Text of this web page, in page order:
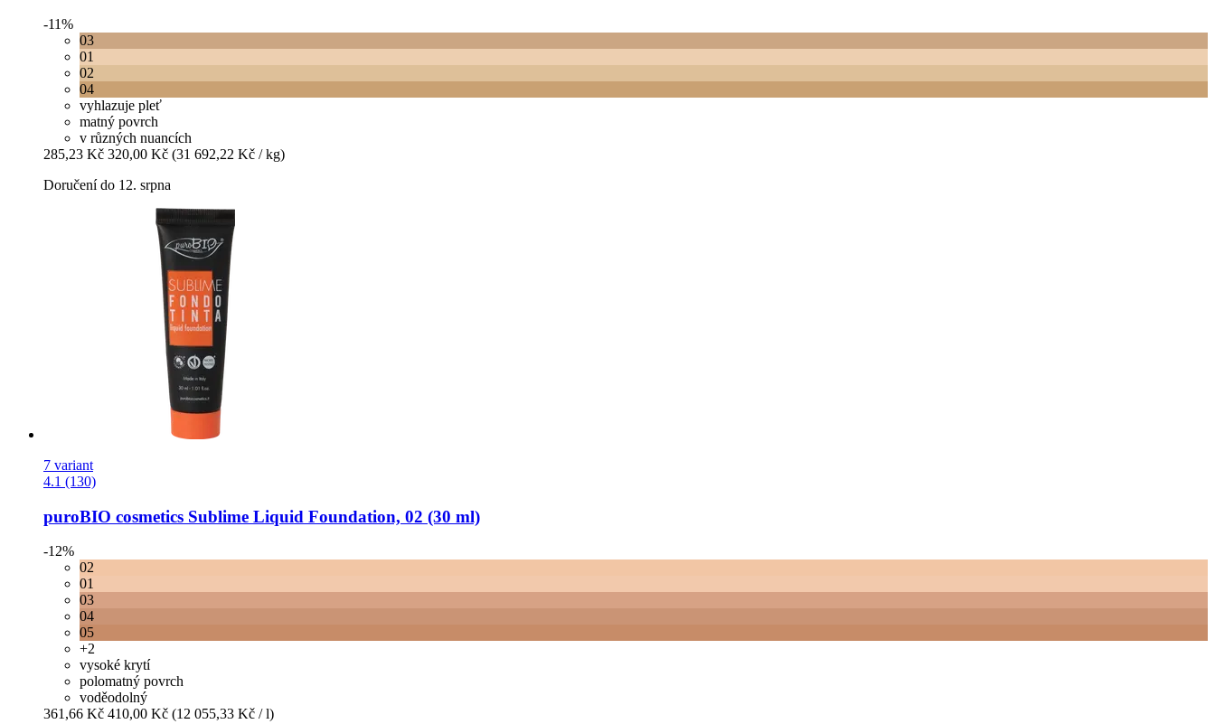
-11%
03
01
02
04
vyhlazuje pleť
matný povrch
v různých nuancích
285,23 Kč 320,00 Kč (31 692,22 Kč / kg)
Doručení do 12. srpna
7 variant
4.1 (130)
puroBIO cosmetics Sublime Liquid Foundation, 02 (30 ml)
-12%
02
01
03
04
05
+2
vysoké krytí
polomatný povrch
voděodolný
361,66 Kč 410,00 Kč (12 055,33 Kč / l)